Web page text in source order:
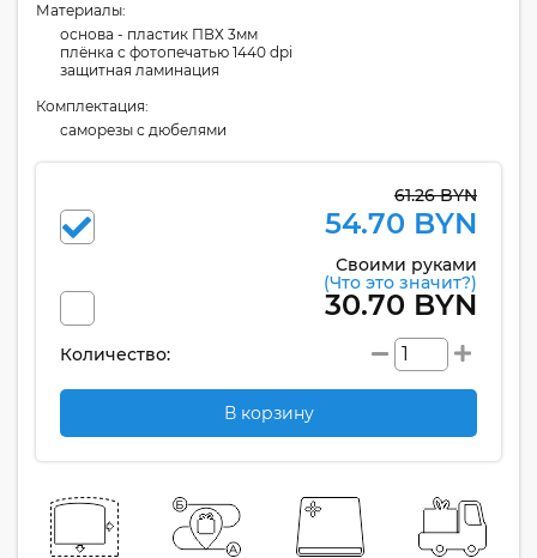
Материалы:
основа - пластик ПВХ 3мм
плёнка с фотопечатью 1440 dpi
защитная ламинация
Комплектация:
cаморезы с дюбелями
61.26 BYN
54.70 BYN
Своими руками
(Что это значит?)
30.70 BYN
Количество:
В корзину